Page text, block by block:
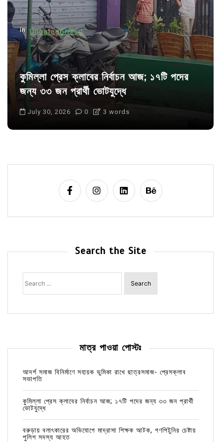
o
n
In Uncategorized
কুমিল্লা প্রেস ক্লাবের নির্বাচন আজ; ১৭টি পদের
জন্য ৩৩ জন প্রার্থী ভোটযুদ্ধে
July 30, 2026 0 3 words
Search the Site
Search
for:
মাত্র পাওয়া পোস্টঃ
আদর্শ সমাজ বিনির্মাণে সহায়ক ভুমিকা রাখে ছাত্রসমাজ- প্রেসক্লাব
সভাপতি
কুমিল্লা প্রেস ক্লাবের নির্বাচন আজ; ১৭টি পদের জন্য ৩৩ জন প্রার্থী
ভোটযুদ্ধে
বরুড়ায় বলাৎকারের অভিযোগে মাদ্রাসা শিক্ষক আটক, গণপিটুনির চেষ্টায়
পুলিশ সদস্য আহত